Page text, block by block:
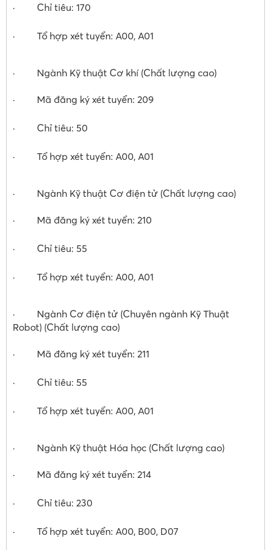
· Chỉ tiêu: 170
· Tổ hợp xét tuyển: A00, A01
· Ngành Kỹ thuật Cơ khí (Chất lượng cao)
· Mã đăng ký xét tuyển: 209
· Chỉ tiêu: 50
· Tổ hợp xét tuyển: A00, A01
· Ngành Kỹ thuật Cơ điện tử (Chất lượng cao)
· Mã đăng ký xét tuyển: 210
· Chỉ tiêu: 55
· Tổ hợp xét tuyển: A00, A01
· Ngành Cơ điện tử (Chuyên ngành Kỹ Thuật
Robot) (Chất lượng cao)
· Mã đăng ký xét tuyển: 211
· Chỉ tiêu: 55
· Tổ hợp xét tuyển: A00, A01
· Ngành Kỹ thuật Hóa học (Chất lượng cao)
· Mã đăng ký xét tuyển: 214
· Chỉ tiêu: 230
· Tổ hợp xét tuyển: A00, B00, D07